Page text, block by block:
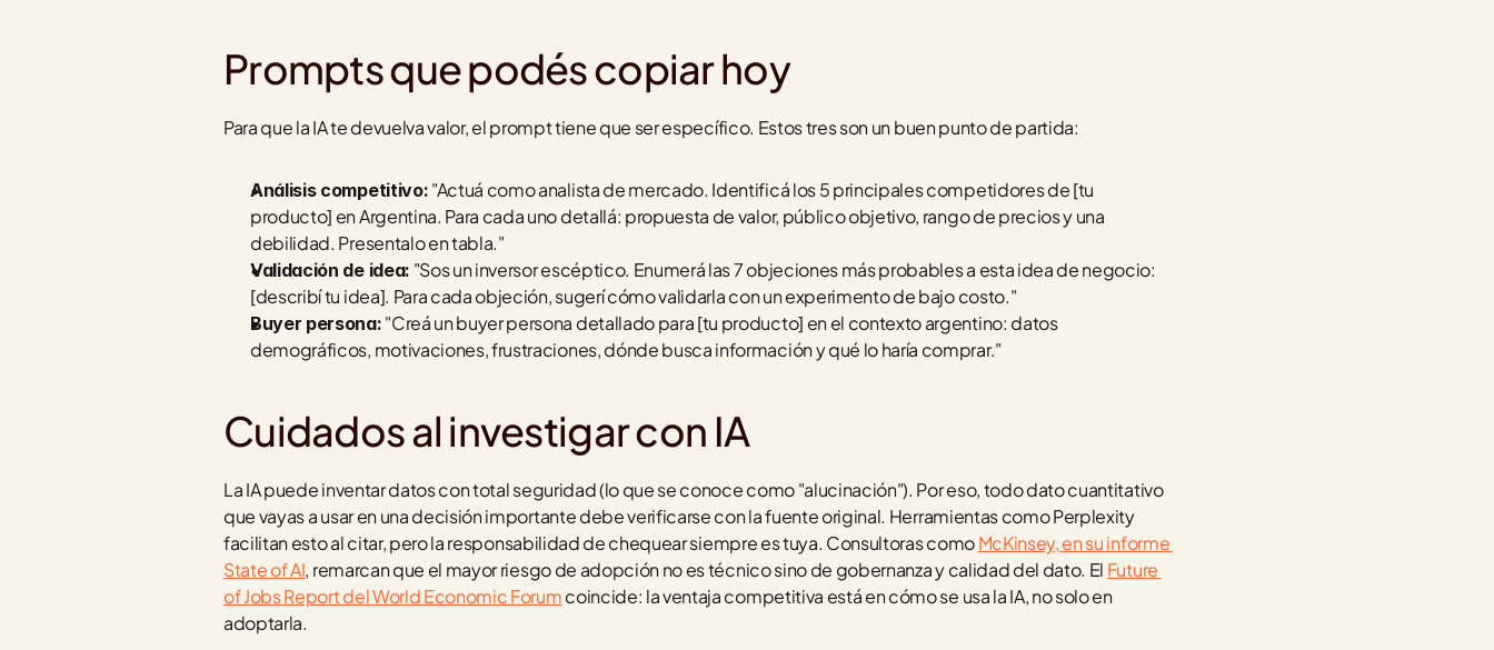
Prompts que podés copiar hoy
Para que la IA te devuelva valor, el prompt tiene que ser específico. Estos tres son un buen punto de partida:
Análisis competitivo: "Actuá como analista de mercado. Identificá los 5 principales competidores de [tu
producto] en Argentina. Para cada uno detallá: propuesta de valor, público objetivo, rango de precios y una
debilidad. Presentalo en tabla."
Validación de idea: "Sos un inversor escéptico. Enumerá las 7 objeciones más probables a esta idea de negocio:
[describí tu idea]. Para cada objeción, sugerí cómo validarla con un experimento de bajo costo."
Buyer persona: "Creá un buyer persona detallado para [tu producto] en el contexto argentino: datos
demográficos, motivaciones, frustraciones, dónde busca información y qué lo haría comprar."
Cuidados al investigar con IA
La IA puede inventar datos con total seguridad (lo que se conoce como "alucinación"). Por eso, todo dato cuantitativo
que vayas a usar en una decisión importante debe verificarse con la fuente original. Herramientas como Perplexity
facilitan esto al citar, pero la responsabilidad de chequear siempre es tuya. Consultoras como McKinsey, en su informe
State of AI, remarcan que el mayor riesgo de adopción no es técnico sino de gobernanza y calidad del dato. El Future
of Jobs Report del World Economic Forum coincide: la ventaja competitiva está en cómo se usa la IA, no solo en
adoptarla.